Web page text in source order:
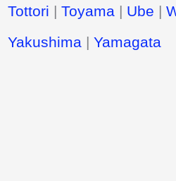
Tottori |Toyama | Ube |
Yakushima |Yamagata